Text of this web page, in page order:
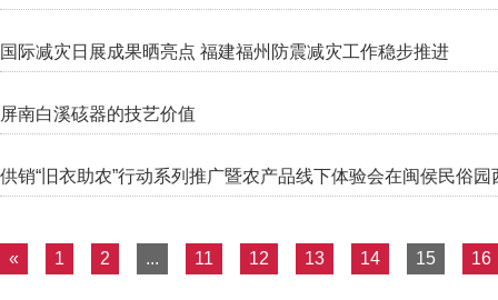
国际减灾日展成果晒亮点 福建福州防震减灾工作稳步推进
屏南白溪硋器的技艺价值
供销“旧衣助农”行动系列推广暨农产品线下体验会在闽侯民俗
« 1 2 ... 11 12 13 14 15 16